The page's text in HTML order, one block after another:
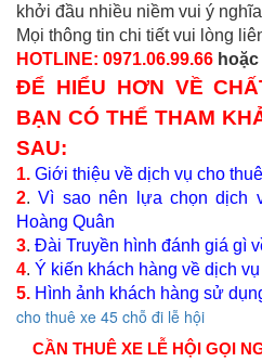
khởi đầu nhiều niềm vui ý
Mọi thông tin chi tiết vui lòng
HOTLINE: 0971.06.99.66 hoặc
ĐỂ HIỂU HƠN VỀ
BẠN CÓ THỂ THAM
SAU:
1. Giới thiệu về dịch vụ cho
2.Vì sao nên lựa chọn dịch
Hoàng Quân
3. Đài Truyền hình đánh giá gì
4. Ý kiến khách hàng về dịch
5. Hình ảnh khách hàng sử
cho thuê xe 45 chỗ đi lễ hội
CẦN THUÊ XE LỄ HỘIGỌI